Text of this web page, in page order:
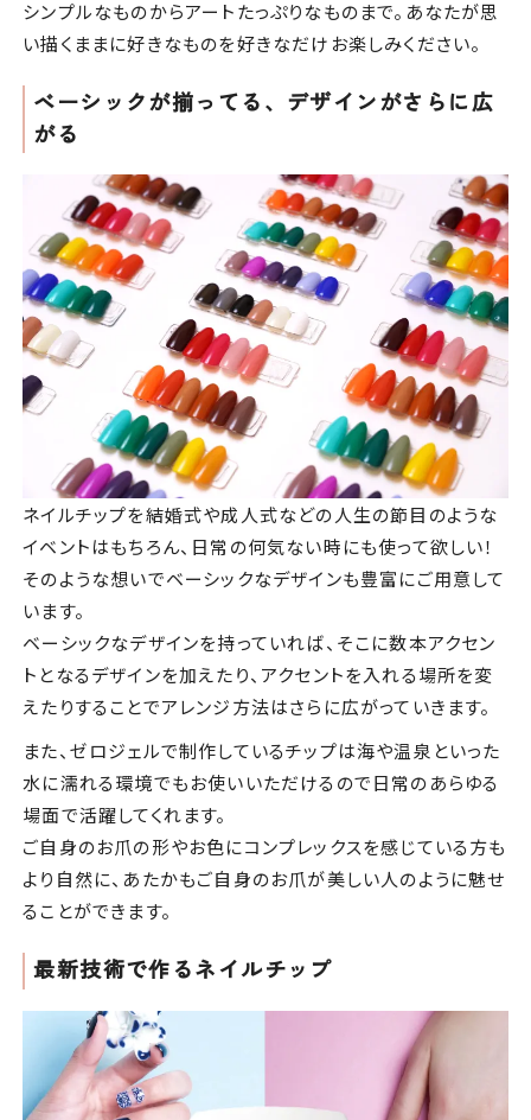
シンプルなものからアートたっぷりなものまで。あなたが思
い描くままに好きなものを好きなだけお楽しみください。
ベーシックが揃ってる、デザインがさらに広
がる
ネイルチップを結婚式や成人式などの人生の節目のような
イベントはもちろん、日常の何気ない時にも使って欲しい！
そのような想いでベーシックなデザインも豊富にご用意して
います。
ベーシックなデザインを持っていれば、そこに数本アクセン
トとなるデザインを加えたり、アクセントを入れる場所を変
えたりすることでアレンジ方法はさらに広がっていきます。
また、ゼロジェルで制作しているチップは海や温泉といった
水に濡れる環境でもお使いいただけるので日常のあらゆる
場面で活躍してくれます。
ご自身のお爪の形やお色にコンプレックスを感じている方も
より自然に、あたかもご自身のお爪が美しい人のように魅せ
ることができます。
最新技術で作るネイルチップ